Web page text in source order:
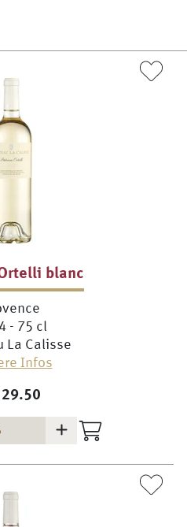
blanc
- 75 cl
La Calisse
Infos
29.50